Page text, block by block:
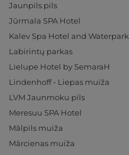
Jaunpils pils
Jūrmala SPA Hotel
Kalev Spa Hotel and Waterpark
Labirintų parkas
Lielupe Hotel by SemaraH
Lindenhoff - Liepas muiža
LVM Jaunmoku pils
Meresuu SPA Hotel
Mālpils muiža
Mārcienas muiža